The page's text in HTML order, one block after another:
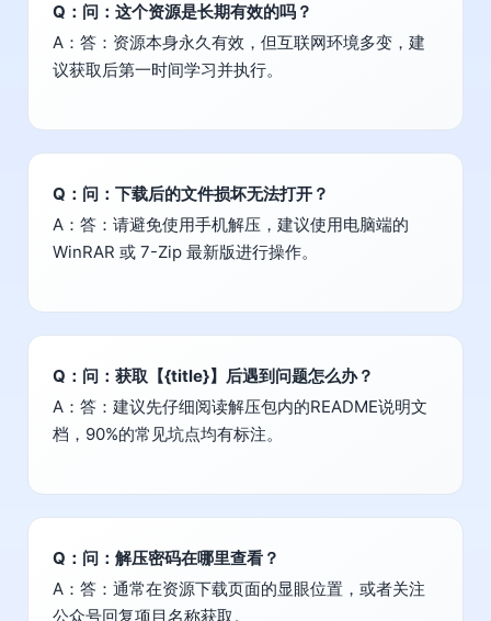
Q：问：这个资源是长期有效的吗？
A：答：资源本身永久有效，但互联网环境多变，建
议获取后第一时间学习并执行。
Q：问：下载后的文件损坏无法打开？
A：答：请避免使用手机解压，建议使用电脑端的
WinRAR 或 7-Zip 最新版进行操作。
Q：问：获取【{title}】后遇到问题怎么办？
A：答：建议先仔细阅读解压包内的README说明文
档，90%的常见坑点均有标注。
Q：问：解压密码在哪里查看？
A：答：通常在资源下载页面的显眼位置，或者关注
公众号回复项目名称获取。